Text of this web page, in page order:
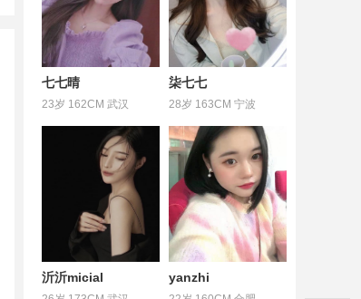
七七晴
23岁 162CM 武汉
柒七七
28岁 163CM 宁波
沂沂micial yanzhi